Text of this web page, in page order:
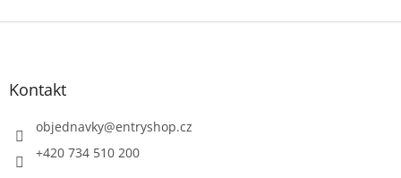
Z
Kontakt
objednavky@entryshop.cz
+420 734 510 200